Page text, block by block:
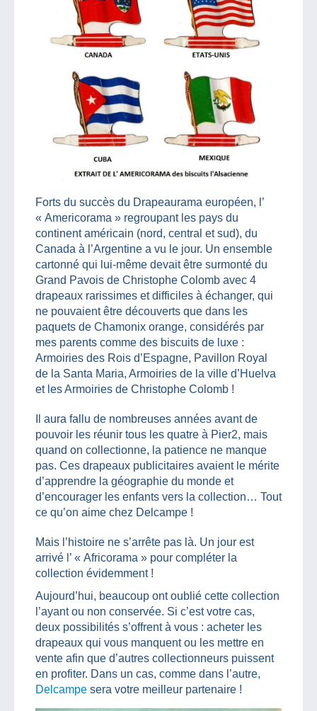
Forts du succès du Drapeaurama européen, l’
« Americorama » regroupant les pays du
continent américain (nord, central et sud), du
Canada à l’Argentine a vu le jour. Un ensemble
cartonné qui lui-même devait être surmonté du
Grand Pavois de Christophe Colomb avec 4
drapeaux rarissimes et difficiles à échanger, qui
ne pouvaient être découverts que dans les
paquets de Chamonix orange, considérés par
mes parents comme des biscuits de luxe :
Armoiries des Rois d’Espagne, Pavillon Royal
de la Santa Maria, Armoiries de la ville d’Huelva
et les Armoiries de Christophe Colomb !
Il aura fallu de nombreuses années avant de
pouvoir les réunir tous les quatre à Pier2, mais
quand on collectionne, la patience ne manque
pas. Ces drapeaux publicitaires avaient le mérite
d’apprendre la géographie du monde et
d’encourager les enfants vers la collection… Tout
ce qu’on aime chez Delcampe !
Mais l’histoire ne s’arrête pas là. Un jour est
arrivé l’ « Africorama » pour compléter la
collection évidemment !
Aujourd’hui, beaucoup ont oublié cette collection
l’ayant ou non conservée. Si c’est votre cas,
deux possibilités s’offrent à vous : acheter les
drapeaux qui vous manquent ou les mettre en
vente afin que d’autres collectionneurs puissent
en profiter. Dans un cas, comme dans l’autre,
Delcampe sera votre meilleur partenaire !